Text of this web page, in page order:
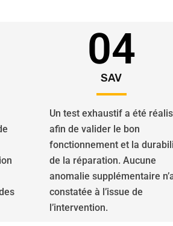
04
SAV
Un test exhaustif a été
afin de valider le bon
fonctionnement et la
de la réparation. Aucune
anomalie supplémentaire
constatée à l’issue de
l’intervention.